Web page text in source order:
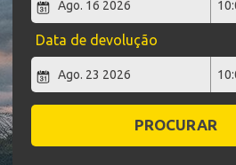
Data de devolução
PROCURAR